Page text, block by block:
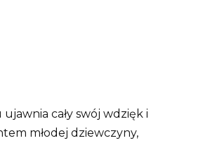
cały swój wdzięk i
młodej dziewczyny,